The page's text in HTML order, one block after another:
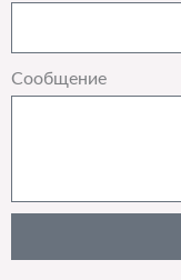
Сообщение